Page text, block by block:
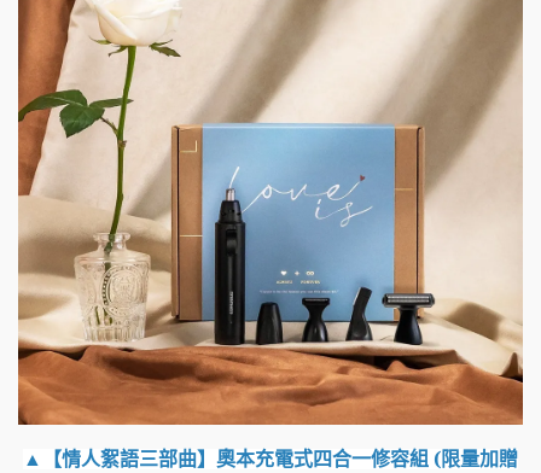
▲【情人絮語三部曲】 奧本充電式四合一修容組 (限量加贈